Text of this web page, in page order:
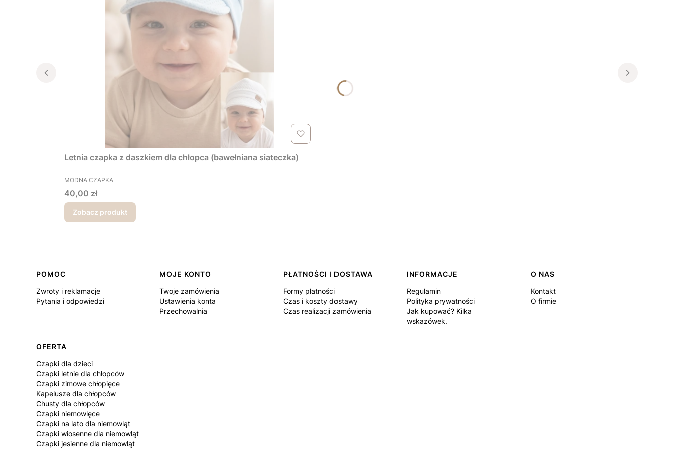
Letnia czapka z daszkiem dla chłopca (bawełniana siateczka)
PRODUCENT
MODNA CZAPKA
Cena
40,00 zł
Zobacz produkt
Linki w stopce
POMOC
Zwroty i reklamacje
Pytania i odpowiedzi
MOJE KONTO
Twoje zamówienia
Ustawienia konta
Przechowalnia
PŁATNOŚCI I DOSTAWA
Formy płatności
Czas i koszty dostawy
Czas realizacji zamówienia
INFORMACJE
Regulamin
Polityka prywatności
Jak kupować? Kilka
wskazówek.
O NAS
Kontakt
O firmie
OFERTA
Czapki dla dzieci
Czapki letnie dla chłopców
Czapki zimowe chłopięce
Kapelusze dla chłopców
Chusty dla chłopców
Czapki niemowlęce
Czapki na lato dla niemowląt
Czapki wiosenne dla niemowląt
Czapki jesienne dla niemowląt